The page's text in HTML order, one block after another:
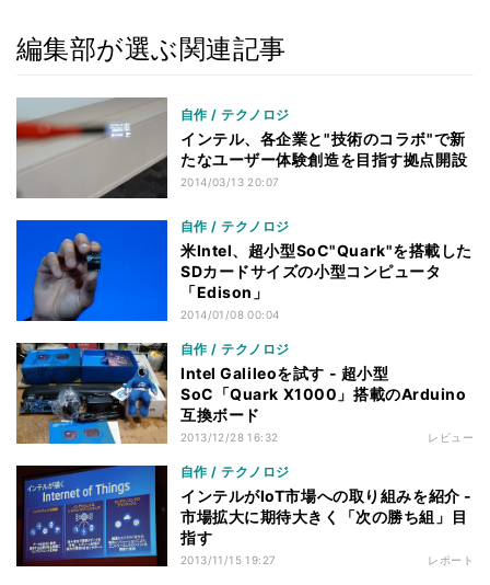
編集部が選ぶ関連記事
自作 / テクノロジ
インテル、各企業と"技術のコラボ"で新
たなユーザー体験創造を目指す拠点開設
2014/03/13 20:07
自作 / テクノロジ
米Intel、超小型SoC"Quark"を搭載した
SDカードサイズの小型コンピュータ
「Edison」
2014/01/08 00:04
自作 / テクノロジ
Intel Galileoを試す - 超小型
SoC「Quark X1000」搭載のArduino
互換ボード
2013/12/28 16:32 レビュー
自作 / テクノロジ
インテルがIoT市場への取り組みを紹介 -
市場拡大に期待大きく「次の勝ち組」目
指す
2013/11/15 19:27 レポート